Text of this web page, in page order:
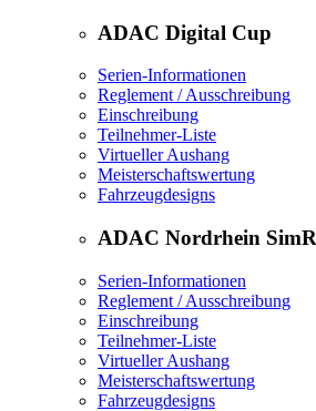
ADAC Digital Cup
Serien-Informationen
Reglement / Ausschreibung
Einschreibung
Teilnehmer-Liste
Virtueller Aushang
Meisterschaftswertung
Fahrzeugdesigns
ADAC Nordrhein
Serien-Informationen
Reglement / Ausschreibung
Einschreibung
Teilnehmer-Liste
Virtueller Aushang
Meisterschaftswertung
Fahrzeugdesigns